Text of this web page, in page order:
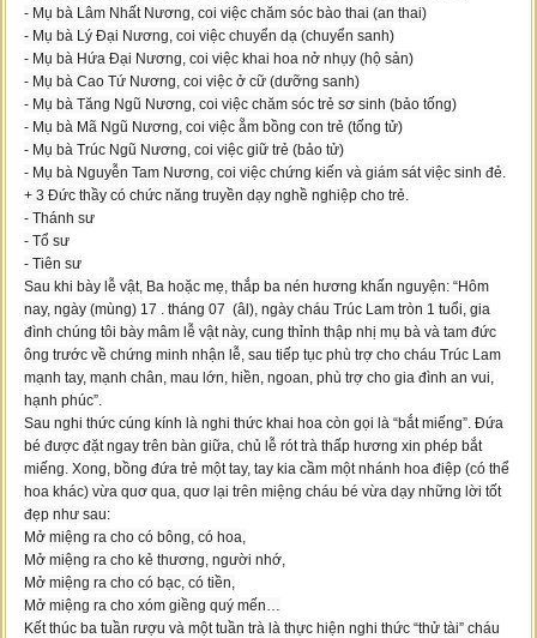
- Mụ bà Lâm Nhất Nương, coi việc chăm sóc bào thai (an thai)
- Mụ bà Lý Đại Nương, coi việc chuyển dạ (chuyển sanh)
- Mụ bà Hứa Đại Nương, coi việc khai hoa nở nhụy (hộ sản)
- Mụ bà Cao Tứ Nương, coi việc ở cữ (dưỡng sanh)
- Mụ bà Tăng Ngũ Nương, coi việc chăm sóc trẻ sơ sinh (bảo tống)
- Mụ bà Mã Ngũ Nương, coi việc ẵm bồng con trẻ (tống tử)
- Mụ bà Trúc Ngũ Nương, coi việc giữ trẻ (bảo tử)
- Mụ bà Nguyễn Tam Nương, coi việc chứng kiến và giám sát việc sinh đẻ.
+ 3 Đức thầy có chức năng truyền dạy nghề nghiệp cho trẻ.
- Thánh sư
- Tổ sư
- Tiên sư
Sau khi bày lễ vật, Ba hoặc mẹ, thắp ba nén hương khấn nguyện: “Hôm
nay, ngày (mùng) 17 . tháng 07 (âl), ngày cháu Trúc Lam tròn 1 tuổi, gia
đình chúng tôi bày mâm lễ vật này, cung thỉnh thập nhị mụ bà và tam đức
ông trước về chứng minh nhận lễ, sau tiếp tục phù trợ cho cháu Trúc Lam
mạnh tay, mạnh chân, mau lớn, hiền, ngoan, phù trợ cho gia đình an vui,
hạnh phúc”.
Sau nghi thức cúng kính là nghi thức khai hoa còn gọi là “bắt miếng”. Đứa
bé được đặt ngay trên bàn giữa, chủ lễ rót trà thấp hương xin phép bắt
miếng. Xong, bồng đứa trẻ một tay, tay kia cầm một nhánh hoa điệp (có thể
hoa khác) vừa quơ qua, quơ lại trên miệng cháu bé vừa dạy những lời tốt
đẹp như sau:
Mở miệng ra cho có bông, có hoa,
Mở miệng ra cho kẻ thương, người nhớ,
Mở miệng ra cho có bạc, có tiền,
Mở miệng ra cho xóm giềng quý mến…
Kết thúc ba tuần rượu và một tuần trà là thực hiện nghi thức “thử tài” cháu